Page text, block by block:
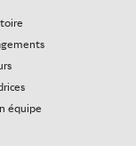
équipe